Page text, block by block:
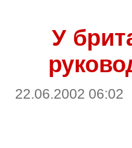
У
22.06.2002 06:02